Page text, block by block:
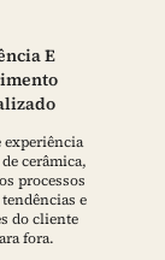
E
experiência
cerâmica,
processos
e
do cliente
fora.